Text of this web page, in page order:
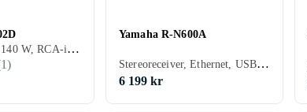
Stereoreceiver, 140 W, RCA-indgang, RCA-udgang, Hovedtelefonudgang, Pre-out, 2, Apple AirPlay, Bluetooth, Fjernbetjening, Optisk enhed, Appstyring
1)
Yamaha R-N600A
Stereoreceiver, Ethernet, USB, Hovedtelefonudgang, Phono-indgang, MusicCast, Bluetooth, Multizone (lyd/video flere rum), Indbygget D/A-konverter
6 199 kr